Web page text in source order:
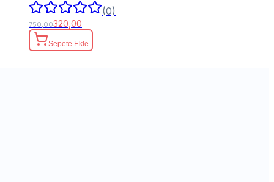
(0)
750,00320,00
Sepete Ekle